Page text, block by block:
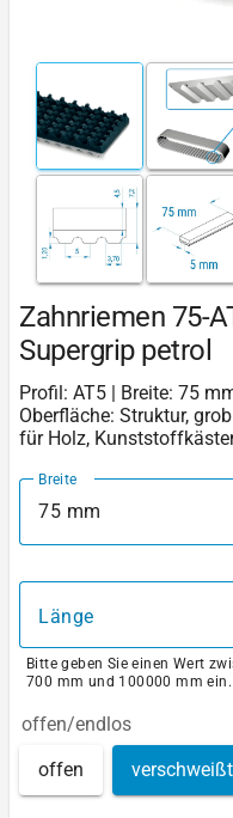
Zahnriemen 75-
Supergrip petrol
Profil: AT5 | Breite: 75
Oberfläche: Struktur,
für Holz,
Breite
75 mm
Länge
Bitte geben Sie einen Wert
700 mm und 100000 mm ein.
offen/endlos
offen verschweißt